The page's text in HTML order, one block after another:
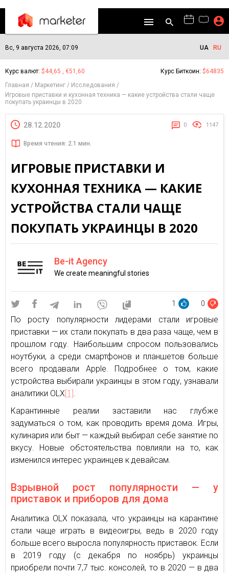
Вс, 9 августа 2026, 07:09 UA RU
Курс валют: $44,65 , €51,60 Курс Биткоин: $64835
Главная
Маркетинг
Исследования
Игровые приставки и кухонная техника — какие устройства стали чаще
покупать украинцы в 2020
28.12.2020 0 1147
Время чтения: 2.1 мин.
ИГРОВЫЕ ПРИСТАВКИ И
КУХОННАЯ ТЕХНИКА — КАКИЕ
УСТРОЙСТВА СТАЛИ ЧАЩЕ
ПОКУПАТЬ УКРАИНЦЫ В 2020
Be-it Agency
We create meaningful stories
1 0
По росту популярности лидерами стали игровые
приставки — их стали покупать в два раза чаще, чем в
прошлом году. Наибольшим спросом пользовались
ноутбуки, а среди смартфонов и планшетов больше
всего продавали Apple. Подробнее о том, какие
устройства выбирали украинцы в этом году, узнавали
аналитики OLX[1].
Карантинные реалии заставили нас глубже
задуматься о том, как проводить время дома. Игры,
кулинария или быт — каждый выбирал себе занятие по
вкусу. Новые обстоятельства повлияли на то, как
изменился интерес украинцев к девайсам.
Взрывной рост популярности — у
приставок и приборов для дома
Аналитика OLX показала, что украинцы на карантине
стали чаще играть в видеоигры, ведь в 2020 году
больше всего выросла популярность приставок. Если
в 2019 году (с декабря по ноябрь) украинцы
приобрели почти 7,7 тыс. консолей, то в 2020 — в два